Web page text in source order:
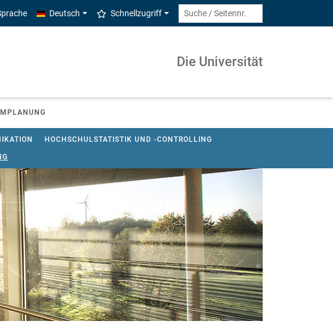
Deutsch Schnellzugriff
Die Universität
HOCHSCHULSTATISTIK UND -CONTROLLING